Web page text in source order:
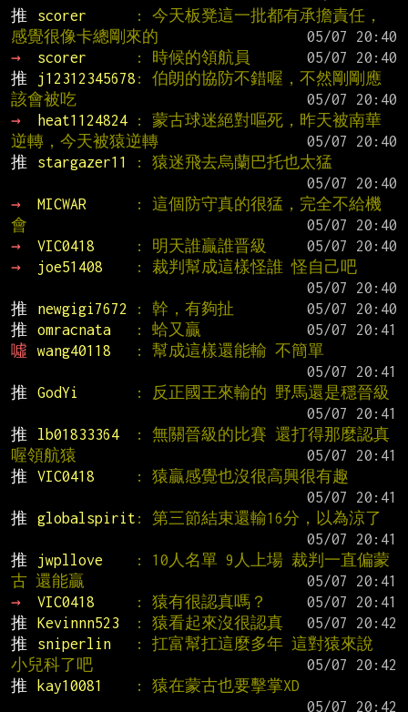
推
scorer
: 今天板凳這一批都有承擔責任，
感覺很像卡總剛來的
→
scorer : 時候的領航員
推
j12312345678 : 伯朗的協防不錯喔，不然剛剛應
該會被吃
→
heat1124824
: 蒙古球迷絕對嘔死，昨天被南華
逆轉，今天被猿逆轉
推
stargazer11
: 猿迷飛去烏蘭巴托也太猛
→
MICWAR
: 這個防守真的很猛，完全不給機
會
→
VIC0418 : 明天誰贏誰晋級
→
joe51408
: 裁判幫成這樣怪誰 怪自己吧
推
newgigi7672 : 幹，有夠扯
推
omracnata : 蛤又贏
噓
wang40118
: 幫成這樣還能輸 不簡單
推
GodYi
: 反正國王來輸的 野馬還是穩晉級
推
lb01833364
: 無關晉級的比賽 還打得那麼認真
喔領航猿
推
VIC0418
: 猿贏感覺也沒很高興很有趣
推
globalspirit : 第三節結束還輸16分，以為涼了
推
jwpllove
: 10人名單 9人上場 裁判一直偏蒙
古 還能贏
→
VIC0418 : 猿有很認真嗎？
推
Kevinnn523 : 猿看起來沒很認真
推
sniperlin
: 扛富幫扛這麼多年 這對猿來說
小兒科了吧
推
kay10081
: 猿在蒙古也要擊掌XD